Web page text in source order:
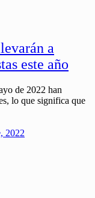
a
este año
de 2022 han
lo que significa que
2022